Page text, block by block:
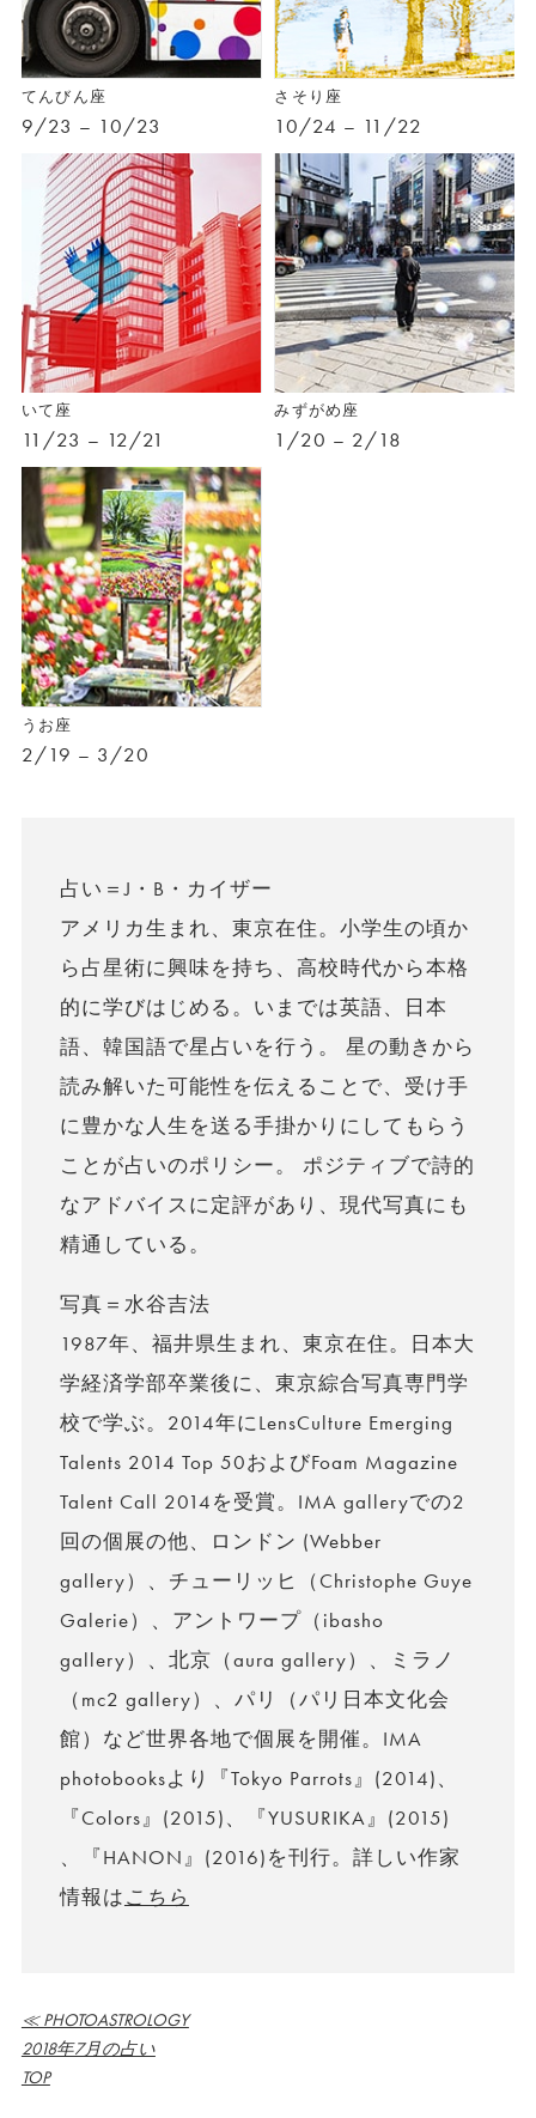
てんびん座
9/23 – 10/23
さそり座
10/24 – 11/22
いて座
11/23 – 12/21
みずがめ座
1/20 – 2/18
うお座
2/19 – 3/20
占い＝J・B・カイザー
アメリカ生まれ、東京在住。小学生の頃か
ら占星術に興味を持ち、高校時代から本格
的に学びはじめる。いまでは英語、日本
語、韓国語で星占いを行う。 星の動きから
読み解いた可能性を伝えることで、受け手
に豊かな人生を送る手掛かりにしてもらう
ことが占いのポリシー。 ポジティブで詩的
なアドバイスに定評があり、現代写真にも
精通している。
写真＝水谷吉法
1987年、福井県生まれ、東京在住。日本大
学経済学部卒業後に、東京綜合写真専門学
校で学ぶ。2014年にLensCulture Emerging
Talents 2014 Top 50およびFoam Magazine
Talent Call 2014を受賞。IMA galleryでの2
回の個展の他、ロンドン (Webber
gallery）、チューリッヒ（Christophe Guye
Galerie）、アントワープ（ibasho
gallery）、北京（aura gallery）、ミラノ
（mc2 gallery）、パリ（パリ日本文化会
館）など世界各地で個展を開催。IMA
photobooksより『Tokyo Parrots』(2014)、
『Colors』(2015)、『YUSURIKA』(2015)
、『HANON』(2016)を刊行。詳しい作家
情報はこちら
≪ PHOTOASTROLOGY
2018年7月の占い
TOP